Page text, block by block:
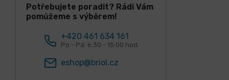
Potřebujete poradit? Rádi Vám
pomůžeme s výběrem!
+420 461 634 161
Po - Pá: 6:30 - 15:00 hod.
eshop@briol.cz